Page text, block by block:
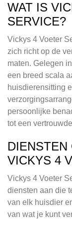
WAT IS
SERVICE?
Vickys 4 Voeter
zich richt op de
maten. Gelegen
een breed scala
huisdierensitting
persoonlijke
tot een
DIENSTEN
VICKYS 4
Vickys 4 Voeter
diensten aan die
van elk huisdier
van wat je kunt